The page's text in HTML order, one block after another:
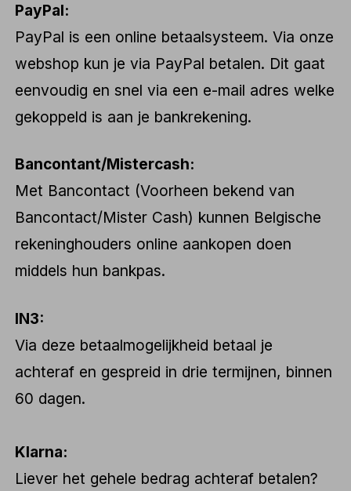
PayPal:
PayPal is een online betaalsysteem. Via onze
webshop kun je via PayPal betalen. Dit gaat
eenvoudig en snel via een e-mail adres welke
gekoppeld is aan je bankrekening.
Bancontant/Mistercash:
Met Bancontact (Voorheen bekend van
Bancontact/Mister Cash) kunnen Belgische
rekeninghouders online aankopen doen
middels hun bankpas.
IN3:
Via deze betaalmogelijkheid betaal je
achteraf en gespreid in drie termijnen, binnen
60 dagen.
Klarna:
Liever het gehele bedrag achteraf betalen?